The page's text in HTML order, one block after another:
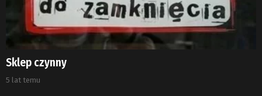
Sklep czynny
5 lat temu